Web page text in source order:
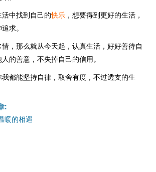
中找到自己的快乐 ，想要得到更好的生活，
求。
，那么就从今天起，认真生活，好好善待自
的善意，不失掉自己的信用。
我都能坚持自律，取舍有度，不过透支的生
:
暖的相遇